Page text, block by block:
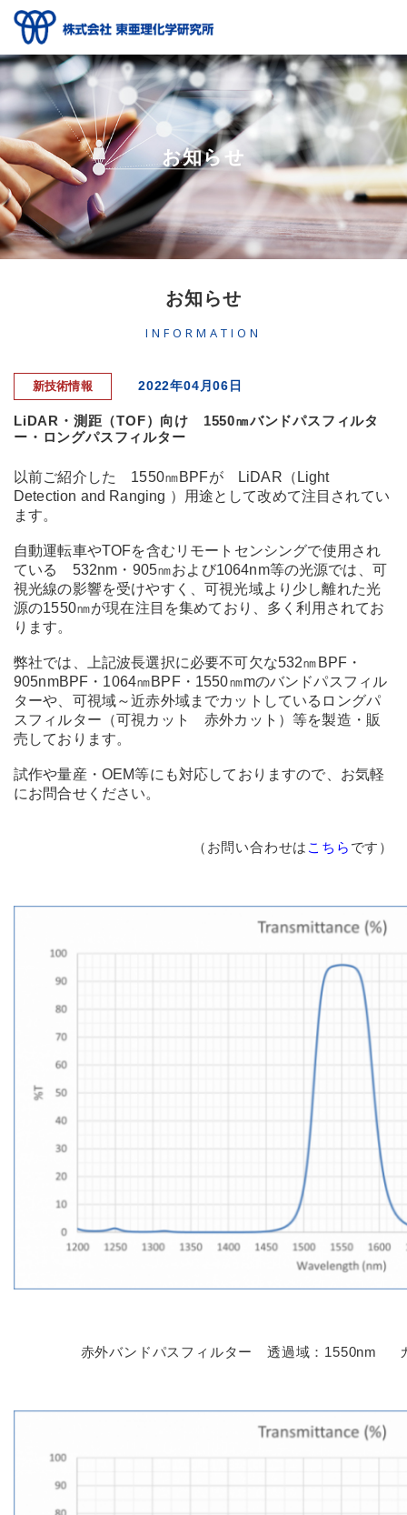
お知らせ
お知らせ
INFORMATION
新技術情報 2022年04月06日
LiDAR・測距（TOF）向け 1550㎚バンドパスフィルタ
ー・ロングパスフィルター
以前ご紹介した 1550㎚BPFが LiDAR（Light
Detection and Ranging ）用途として改めて注目されてい
ます。
自動運転車やTOFを含むリモートセンシングで使用され
ている 532nm・905㎚および1064nm等の光源では、可
視光線の影響を受けやすく、可視光域より少し離れた光
源の1550㎚が現在注目を集めており、多く利用されてお
ります。
弊社では、上記波長選択に必要不可欠な532㎚BPF・
905nmBPF・1064㎚BPF・1550㎚mのバンドパスフィル
ターや、可視域～近赤外域までカットしているロングパ
スフィルター（可視カット 赤外カット）等を製造・販
売しております。
試作や量産・OEM等にも対応しておりますので、お気軽
にお問合せください。
（お問い合わせは こちら です）
赤外バンドパスフィルター 透過域：1550nm